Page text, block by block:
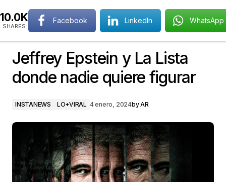
Jeffrey Epstein y La Lista
donde nadie quiere figurar
INSTANEWS LO+VIRAL 4 enero, 2024byAR
10.0K
SHARES
Facebook LinkedIn WhatsApp